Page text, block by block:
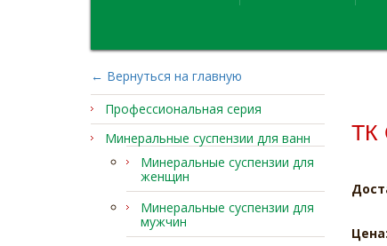
← Вернуться на главную
Профессиональная серия
Минеральные суспензии для ванн
Минеральные суспензии для
женщин
Минеральные суспензии для
мужчин
ТК
Цена: